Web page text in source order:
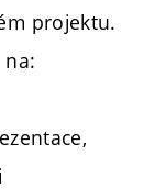
projektu.
na: